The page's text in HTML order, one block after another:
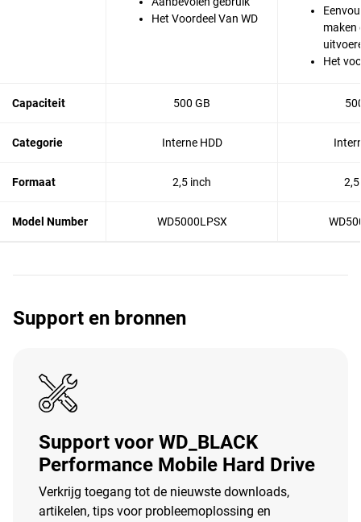
Het Voordeel Van WD
maken
Het
Capaciteit 500 GB
Categorie Interne HDD
Formaat 2,5 inch
Model Number WD5000LPSX
Support en bronnen
Support voor WD_BLACK
Performance Mobile Hard Drive
Verkrijg toegang tot de nieuwste downloads,
artikelen, tips voor probleemoplossing en